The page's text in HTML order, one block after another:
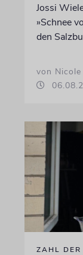
Jossi
»Schnee
den
von
ZAHL DER